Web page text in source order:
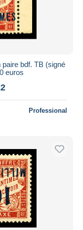
bdf. TB (signé
euros
Professional